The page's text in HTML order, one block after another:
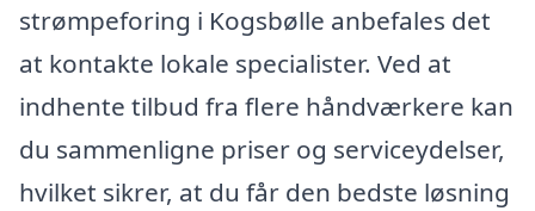
strømpeforing i Kogsbølle anbefales det
at kontakte lokale specialister. Ved at
indhente tilbud fra flere håndværkere kan
du sammenligne priser og serviceydelser,
hvilket sikrer, at du får den bedste løsning